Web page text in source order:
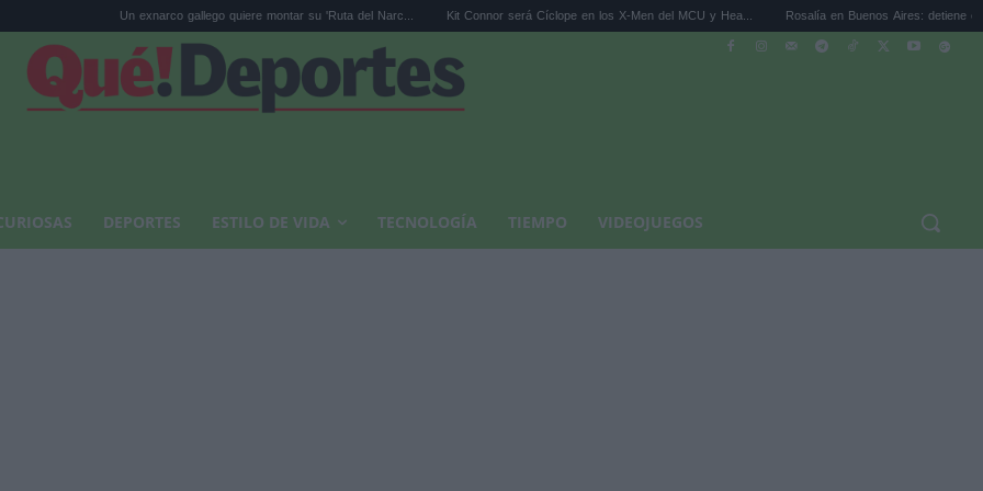
Un exnarco gallego quiere montar su 'Ruta del Narc... Kit Connor será Cíclope en los X-Men del MCU y Hea... Rosalía en Buenos Aires: detiene el tráfico y se
DEPORTES ESTILO DE VIDA TECNOLOGÍA TIEMPO VIDEOJUEGOS